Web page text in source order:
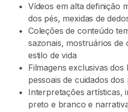
Vídeos em alta definição
dos pés, mexidas de
Coleções de conteúdo
sazonais, mostruários de
estilo de vida
Filmagens exclusivas dos
pessoais de cuidados dos
Interpretações artísticas,
preto e branco e
m
e